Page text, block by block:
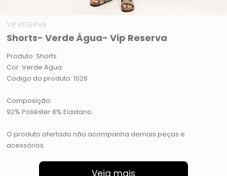
VIP RESERVA
Shorts- Verde Água- Vip Reserva
Produto: Shorts
Cor: Verde Agua
Codigo do produto: 1026
Composição:
92% Poliéster 8% Elastano
O produto ofertado não acompanha demais peças e
acessórios.